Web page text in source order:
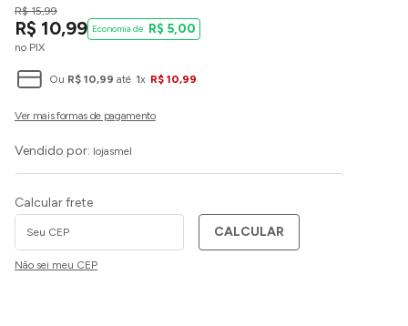
R$ 15,99
R$ 10,99
no PIX
R$ 5,00
Ou R$ 10,99 até 1x R$ 10,99
Vendido por: lojasmel
Calcular frete
CALCULAR
Não sei meu CEP